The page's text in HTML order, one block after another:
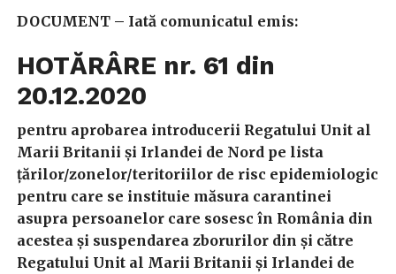
DOCUMENT – Iată comunicatul emis:
HOTĂRÂRE nr. 61 din
20.12.2020
pentru aprobarea introducerii Regatului Unit al
Marii Britanii și Irlandei de Nord pe lista
țărilor/zonelor/teritoriilor de risc epidemiologic
pentru care se instituie măsura carantinei
asupra persoanelor care sosesc în România din
acestea și suspendarea zborurilor din și către
Regatului Unit al Marii Britanii și Irlandei de